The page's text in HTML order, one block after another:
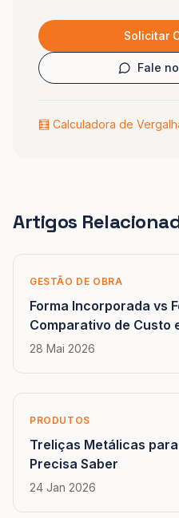
Solicitar
Fale
🧮 Calculadora de
Artigos
GESTÃO DE OBRA
Forma Incorporada vs
Comparativo de Custo
Construtores
28 Mai 2026
PRODUTOS
Treliças Metálicas
Precisa Saber
24 Jan 2026